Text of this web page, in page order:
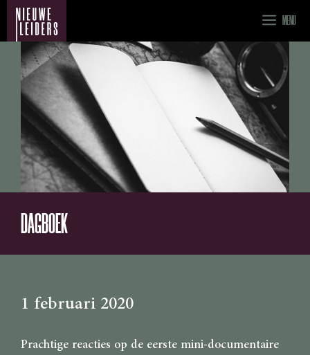
naar
inhoud
MENU
DAGBOEK
1 februari 2020
Prachtige reacties op de eerste mini-documentaire